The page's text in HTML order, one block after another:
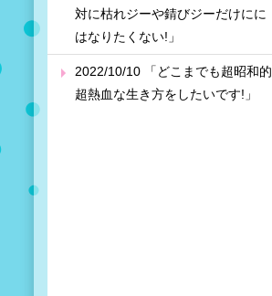
対に枯れジーや錆びジーだけにに
はなりたくない!」
2022/10/10 「どこまでも超昭和的
超熱血な生き方をしたいです!」